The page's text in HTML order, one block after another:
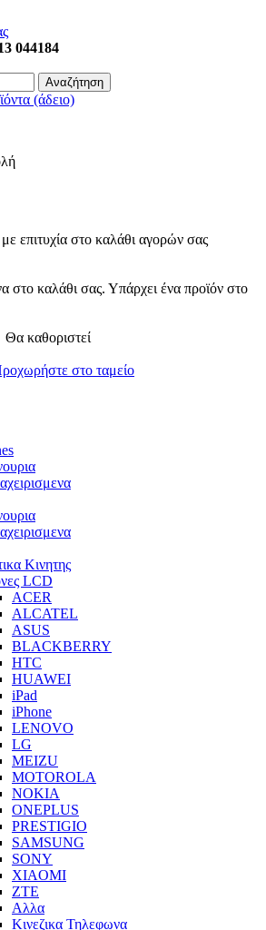
044184
Αναζήτηση
(άδειο)
επιτυχία στο καλάθι αγορών σας
στο καλάθι σας. Υπάρχει ένα προϊόν στο
Θα καθοριστεί
στο ταμείο
Κινητης
LCD
ACER
ALCATEL
ASUS
BLACKBERRY
HTC
HUAWEI
iPad
iPhone
LENOVO
LG
MEIZU
MOTOROLA
NOKIA
ONEPLUS
PRESTIGIO
SAMSUNG
SONY
XIAOMI
ZTE
Αλλα
Κινεζικα Τηλεφωνα